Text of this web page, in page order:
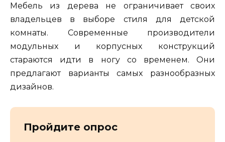
Мебель из дерева не ограничивает своих
владельцев в выборе стиля для детской
комнаты. Современные производители
модульных и корпусных конструкций
стараются идти в ногу со временем. Они
предлагают варианты самых разнообразных
дизайнов.
Пройдите опрос